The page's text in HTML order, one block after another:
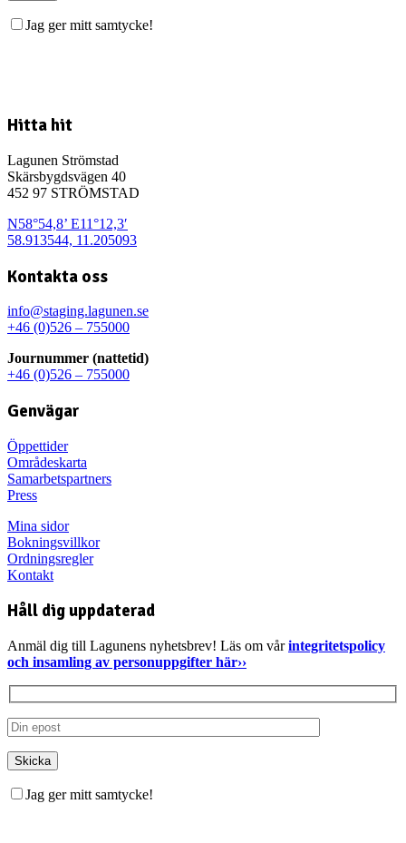
Jag ger mitt samtycke!
Hitta hit
Lagunen Strömstad
Skärsbygdsvägen 40
452 97 STRÖMSTAD
N58°54,8’ E11°12,3′
58.913544, 11.205093
Kontakta oss
info@staging.lagunen.se
+46 (0)526 – 755000
Journummer (nattetid)
+46 (0)526 – 755000
Genvägar
Öppettider
Områdeskarta
Samarbetspartners
Press
Mina sidor
Bokningsvillkor
Ordningsregler
Kontakt
Håll dig uppdaterad
Anmäl dig till Lagunens nyhetsbrev! Läs om vårintegritetspolicy
och insamling av personuppgifter här››
Jag ger mitt samtycke!